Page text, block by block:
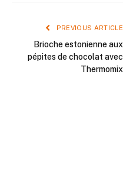
PREVIOUS ARTICLE
Brioche estonienne aux
pépites de chocolat avec
Thermomix